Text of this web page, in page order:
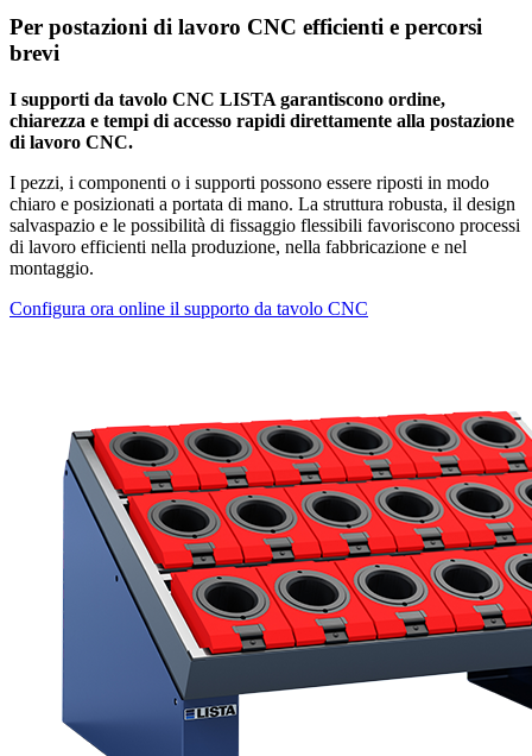
Per postazioni di lavoro CNC efficienti e percorsi
brevi
I supporti da tavolo CNC LISTA garantiscono ordine,
chiarezza e tempi di accesso rapidi direttamente alla postazione
di lavoro CNC.
I pezzi, i componenti o i supporti possono essere riposti in modo
chiaro e posizionati a portata di mano. La struttura robusta, il design
salvaspazio e le possibilità di fissaggio flessibili favoriscono processi
di lavoro efficienti nella produzione, nella fabbricazione e nel
montaggio.
Configura ora online il supporto da tavolo CNC